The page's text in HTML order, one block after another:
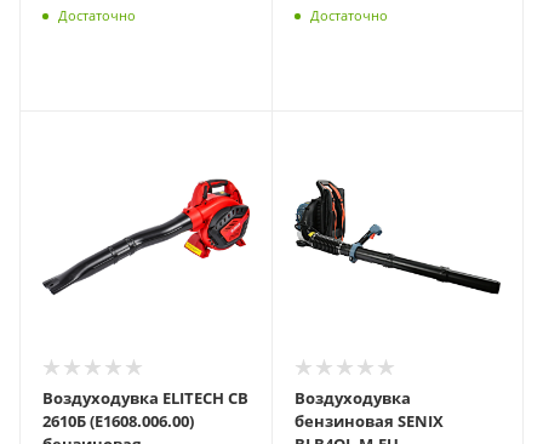
Достаточно Достаточно
Воздуходувка ELITECH СВ
2610Б (E1608.006.00)
Воздуходувка
бензиновая SENIX